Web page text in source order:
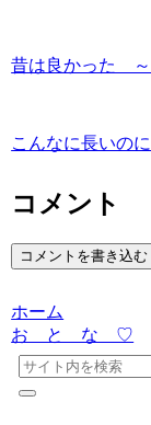
昔は良かった ～
こんなに長いのに
コメント
コメントを書き込む
ホーム
お と な ♡